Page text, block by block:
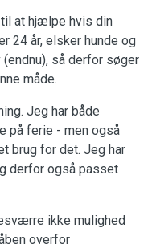
til at hjælpe hvis din
24 år, elsker hunde og
så derfor søger
måde.
Jeg har både
på ferie - men også
brug for det. Jeg har
derfor også passet
ikke mulighed
overfor